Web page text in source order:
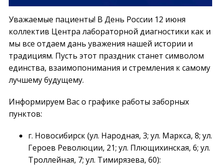
Уважаемые пациенты! В День России 12 июня
коллектив Центра лабораторной диагностики как и
мы все отдаем дань уважения нашей истории и
традициям. Пусть этот праздник станет символом
единства, взаимопонимания и стремления к самому
лучшему будущему.
Информируем Вас о графике работы заборных
пунктов:
г. Новосибирск (ул. Народная, 3; ул. Маркса, 8; ул.
Героев Революции, 21; ул. Плющихинская, 6; ул.
Троллейная, 7; ул. Тимирязева, 60):